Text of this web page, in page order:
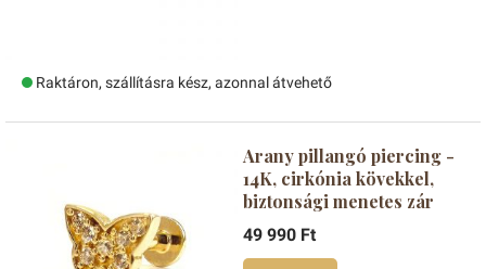
Raktáron, szállításra kész, azonnal átvehető
Arany pillangó piercing -
14K, cirkónia kövekkel,
biztonsági menetes zár
49 990 Ft